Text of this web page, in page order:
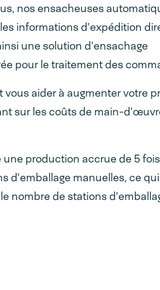
nos ensacheuses
informations d'expédition
une solution d'ensachage
pour le traitement des
aider à augmenter votre
sur les coûts de main-
production accrue de 5
d'emballage manuelles, ce
nombre de stations